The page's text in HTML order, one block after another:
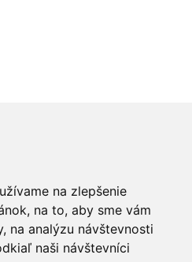
na zlepšenie
na to, aby sme vám
na analýzu návštevnosti
naši návštevníci